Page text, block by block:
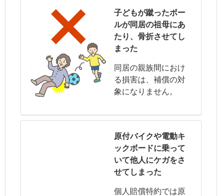
子どもが蹴ったボー
ルが同居の祖母にあ
たり、骨折させてし
まった
同居の親族間におけ
る損害は、補償の対
象になりません。
原付バイクや電動キ
ックボードに乗って
いて他人にケガをさ
せてしまった
個人賠償特約では原